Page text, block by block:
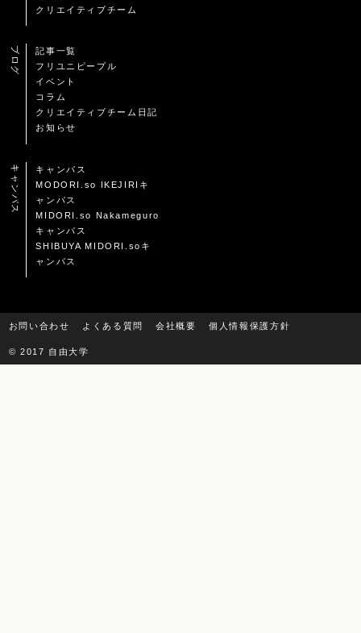
クリエイティブチーム
ブログ
記事一覧
フリユニピープル
イベント
コラム
クリエイティブチーム日記
お知らせ
キャンパス
キャンパス
MODORI.so IKEJIRIキ
ャンパス
MIDORI.so Nakameguro
キャンパス
SHIBUYA MIDORI.soキ
ャンパス
お問い合わせ よくある質問 会社概要 個人情報保護方針
© 2017 自由大学